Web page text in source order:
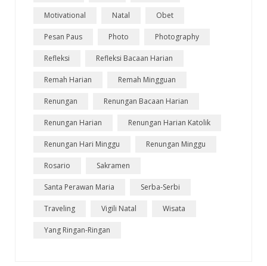
Motivational Natal Obet
Pesan Paus Photo Photography
Refleksi Refleksi Bacaan Harian
Remah Harian Remah Mingguan
Renungan Renungan Bacaan Harian
Renungan Harian Renungan Harian Katolik
Renungan Hari Minggu Renungan Minggu
Rosario Sakramen
Santa Perawan Maria Serba-Serbi
Traveling Vigili Natal Wisata
Yang Ringan-Ringan